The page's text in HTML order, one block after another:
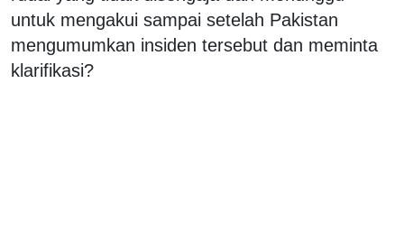
untuk mengakui sampai setelah Pakistan
mengumumkan insiden tersebut dan meminta
klarifikasi?